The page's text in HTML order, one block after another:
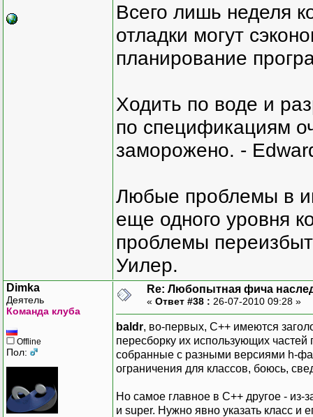
Всего лишь неделя
отладки могут
планирование
Ходить по воде и
по спецификациям
заморожено. -
Любые проблемы в
еще одного уровня
проблемы
Уилер.
Dimka
Деятель
Команда клуба
Offline
Пол:
Re: Любопытная фича
« Ответ #38 : 26-07-2010 09:28 »
baldr, во-первых, C++ имеются
пересборку их использующих
собранные с разными версиями h-
ограничения для классов, боюсь,
Но самое главное в C++ другое -
и super. Нужно явно указать класс и